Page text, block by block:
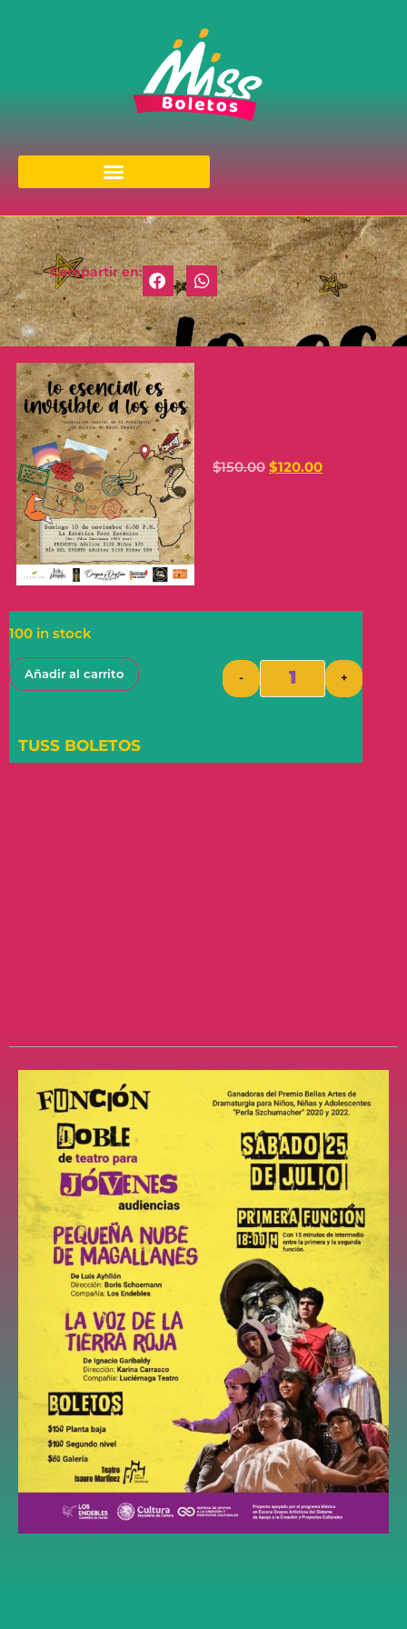
Compartir en:
$150.00 $120.00
100 in stock
- +
Añadir al carrito
TUSS BOLETOS